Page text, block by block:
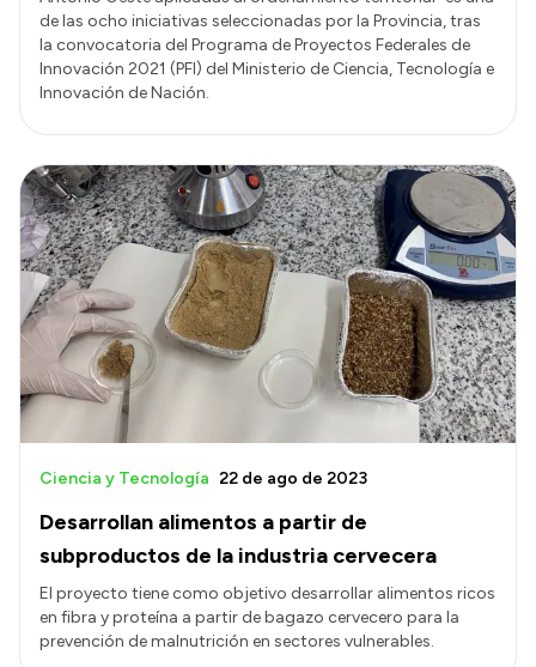
de las ocho iniciativas seleccionadas por la Provincia, tras
la convocatoria del Programa de Proyectos Federales de
Innovación 2021 (PFI) del Ministerio de Ciencia, Tecnología e
Innovación de Nación.
Desarrollan alimentos a partir de
subproductos de la industria cervecera
Ciencia y Tecnología 22 de ago de 2023
El proyecto tiene como objetivo desarrollar alimentos ricos
en fibra y proteína a partir de bagazo cervecero para la
prevención de malnutrición en sectores vulnerables.